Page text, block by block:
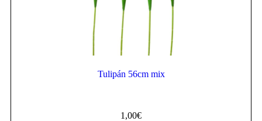
Tulipán 56cm mix
1,00€